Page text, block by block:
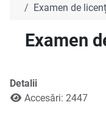
Examen de
Examen
Detalii
Accesări: 2447